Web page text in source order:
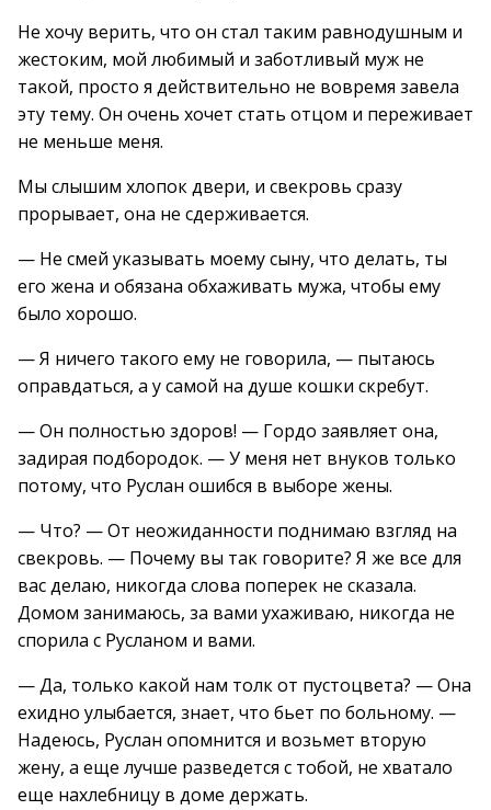
Не хочу верить, что он стал таким равнодушным и
жестоким, мой любимый и заботливый муж не
такой, просто я действительно не вовремя завела
эту тему. Он очень хочет стать отцом и переживает
не меньше меня.
Мы слышим хлопок двери, и свекровь сразу
прорывает, она не сдерживается.
— Не смей указывать моему сыну, что делать, ты
его жена и обязана обхаживать мужа, чтобы ему
было хорошо.
— Я ничего такого ему не говорила, — пытаюсь
оправдаться, а у самой на душе кошки скребут.
— Он полностью здоров! — Гордо заявляет она,
задирая подбородок. — У меня нет внуков только
потому, что Руслан ошибся в выборе жены.
— Что? — От неожиданности поднимаю взгляд на
свекровь. — Почему вы так говорите? Я же все для
вас делаю, никогда слова поперек не сказала.
Домом занимаюсь, за вами ухаживаю, никогда не
спорила с Русланом и вами.
— Да, только какой нам толк от пустоцвета? — Она
ехидно улыбается, знает, что бьет по больному. —
Надеюсь, Руслан опомнится и возьмет вторую
жену, а еще лучше разведется с тобой, не хватало
еще нахлебницу в доме держать.